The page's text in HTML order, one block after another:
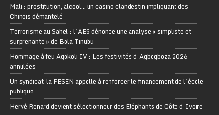
Mali : prostitution, alcool… un casino clandestin impliquant des
Chinois démantelé
Terrorisme au Sahel : l’AES dénonce une analyse « simpliste et
surprenante » de Bola Tinubu
Hommage à feu Agokoli IV : Les festivités d’Agbogboza 2026
annulées
Un syndicat, la FESEN appelle à renforcer le financement de l’école
publique
Hervé Renard devient sélectionneur des Eléphants de Côte d’Ivoire